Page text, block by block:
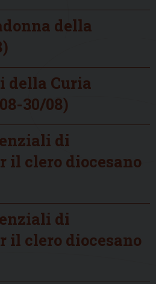
della
della Curia
30/08)
di
il clero diocesano
di
il clero diocesano